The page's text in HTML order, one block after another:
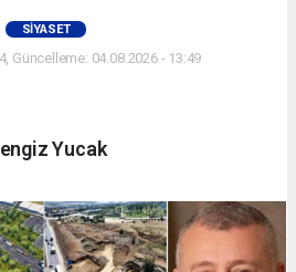
SIYASET
Güncelleme: 04.08.2026 - 13:49
Yucak